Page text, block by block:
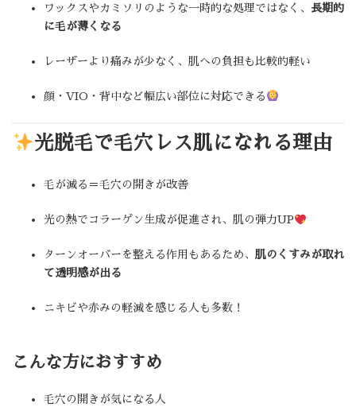
ワックスやカミソリのような一時的な処理ではなく、 長期的
に毛が薄くなる
レーザーより痛みが少なく、肌への負担も比較的軽い
顔・VIO・背中など幅広い部位に対応できる
光脱毛で毛穴レス肌になれる理由
毛が減る＝毛穴の開きが改善
光の熱でコラーゲン生成が促進され、肌の弾力UP
ターンオーバーを整える作用もあるため、 肌のくすみが取れ
て透明感が出る
ニキビや赤みの軽減を感じる人も多数！
こんな方におすすめ
毛穴の開きが気になる人